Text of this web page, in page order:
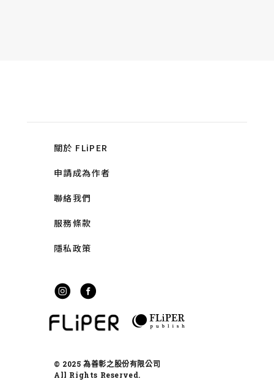
關於 FLiPER
申請成為作者
聯絡我們
服務條款
隱私政策
© 2025 為善彰之股份有限公司
All Rights Reserved.